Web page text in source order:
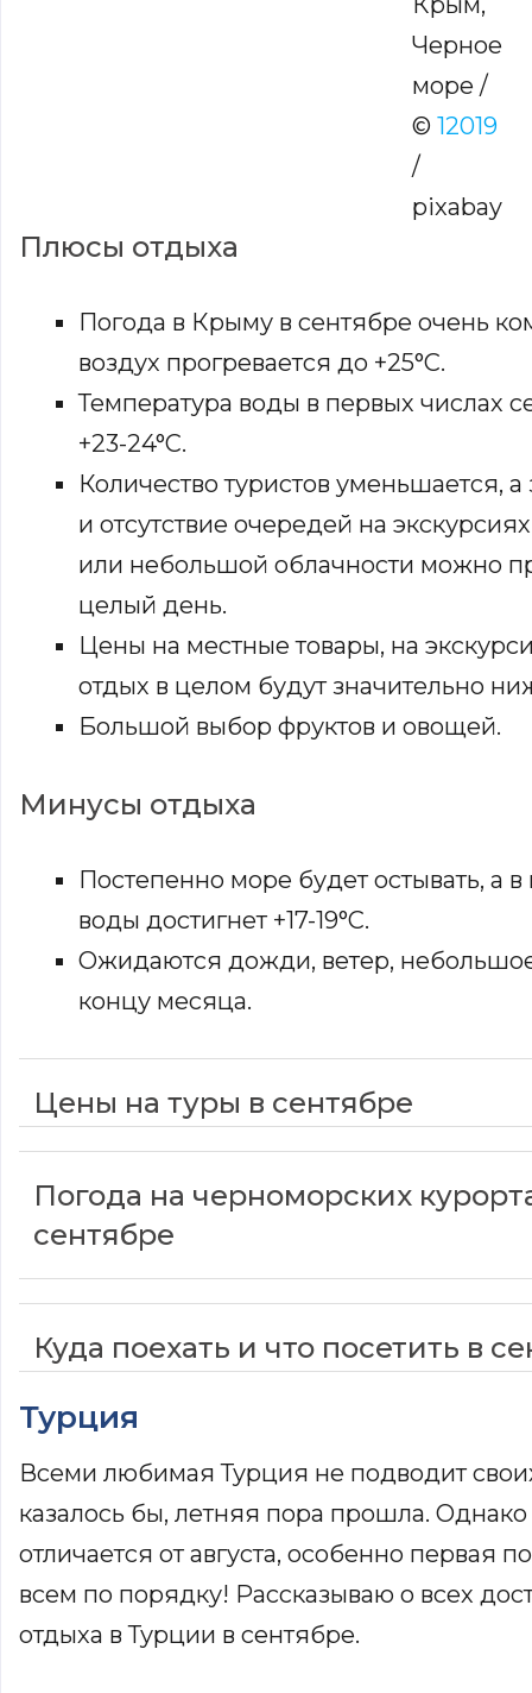
Черное
море /
© 12019
/
pixabay
Плюсы отдыха
Погода в Крыму в сентябре очень
воздух прогревается до +25°С.
Температура воды в первых числах
+23-24°С.
Количество туристов уменьшается,
и отсутствие очередей на
или небольшой облачности можно
целый день.
Цены на местные товары, на
отдых в целом будут значительно
Большой выбор фруктов и овощей.
Минусы отдыха
Постепенно море будет остывать, а
воды достигнет +17-19°С.
Ожидаются дожди, ветер,
концу месяца.
Цены на туры в сентябре
Погода на черноморских
сентябре
Куда поехать и что посетить в
Турция
Всеми любимая Турция не подводит
казалось бы, летняя пора прошла.
отличается от августа, особенно первая
всем по порядку! Рассказываю о всех
отдыха в Турции в сентябре.